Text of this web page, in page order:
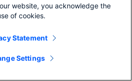
website, you acknowledge the
of cookies.
Statement
Settings